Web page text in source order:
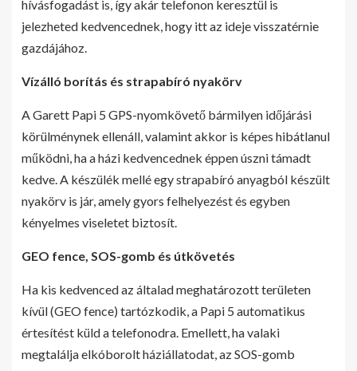
hívásfogadást is, így akár telefonon keresztül is
jelezheted kedvencednek, hogy itt az ideje visszatérnie
gazdájához.
Vízálló borítás és strapabíró nyakörv
A Garett Papi 5 GPS-nyomkövető bármilyen időjárási
körülménynek ellenáll, valamint akkor is képes hibátlanul
működni, ha a házi kedvencednek éppen úszni támadt
kedve. A készülék mellé egy strapabíró anyagból készült
nyakörv is jár, amely gyors felhelyezést és egyben
kényelmes viseletet biztosít.
GEO fence, SOS-gomb és útkövetés
Ha kis kedvenced az általad meghatározott területen
kívül (GEO fence) tartózkodik, a Papi 5 automatikus
értesítést küld a telefonodra. Emellett, ha valaki
megtalálja elkóborolt háziállatodat, az SOS-gomb